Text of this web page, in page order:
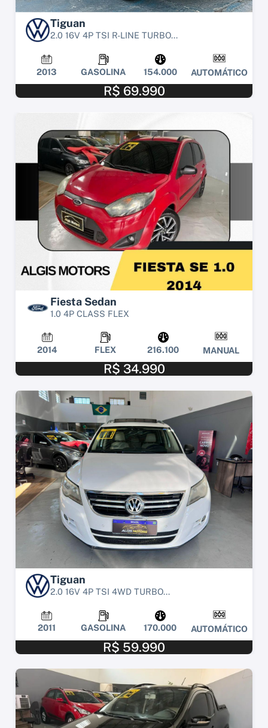
Tiguan
2.0 16V 4P TSI R-LINE TURBO...
2013 GASOLINA 154.000 AUTOMÁTICO
R$ 69.990
Fiesta Sedan
1.0 4P CLASS FLEX
2014 FLEX 216.100 MANUAL
R$ 34.990
Tiguan
2.0 16V 4P TSI 4WD TURBO...
2011 GASOLINA 170.000 AUTOMÁTICO
R$ 59.990